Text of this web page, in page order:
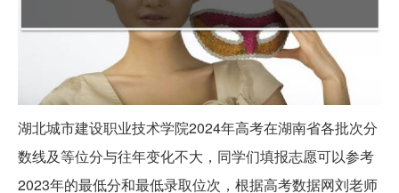
湖北城市建设职业技术学院2024年高考在湖南省各批次分
数线及等位分与往年变化不大，同学们填报志愿可以参考
2023年的最低分和最低录取位次，根据高考数据网刘老师